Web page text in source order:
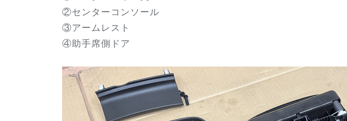
②センターコンソール
③アームレスト
④助手席側ドア